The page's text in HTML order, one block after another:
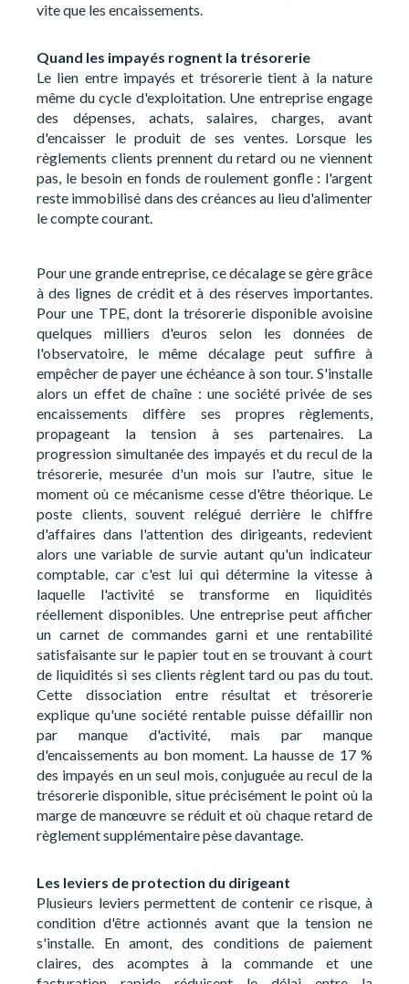
vite que les encaissements.
Quand les impayés rognent la trésorerie
Le lien entre impayés et trésorerie tient à la nature
même du cycle d'exploitation. Une entreprise engage
des dépenses, achats, salaires, charges, avant
d'encaisser le produit de ses ventes. Lorsque les
règlements clients prennent du retard ou ne viennent
pas, le besoin en fonds de roulement gonfle : l'argent
reste immobilisé dans des créances au lieu d'alimenter
le compte courant.
Pour une grande entreprise, ce décalage se gère grâce
à des lignes de crédit et à des réserves importantes.
Pour une TPE, dont la trésorerie disponible avoisine
quelques milliers d'euros selon les données de
l'observatoire, le même décalage peut suffire à
empêcher de payer une échéance à son tour. S'installe
alors un effet de chaîne : une société privée de ses
encaissements diffère ses propres règlements,
propageant la tension à ses partenaires. La
progression simultanée des impayés et du recul de la
trésorerie, mesurée d'un mois sur l'autre, situe le
moment où ce mécanisme cesse d'être théorique. Le
poste clients, souvent relégué derrière le chiffre
d'affaires dans l'attention des dirigeants, redevient
alors une variable de survie autant qu'un indicateur
comptable, car c'est lui qui détermine la vitesse à
laquelle l'activité se transforme en liquidités
réellement disponibles. Une entreprise peut afficher
un carnet de commandes garni et une rentabilité
satisfaisante sur le papier tout en se trouvant à court
de liquidités si ses clients règlent tard ou pas du tout.
Cette dissociation entre résultat et trésorerie
explique qu'une société rentable puisse défaillir non
par manque d'activité, mais par manque
d'encaissements au bon moment. La hausse de 17 %
des impayés en un seul mois, conjuguée au recul de la
trésorerie disponible, situe précisément le point où la
marge de manœuvre se réduit et où chaque retard de
règlement supplémentaire pèse davantage.
Les leviers de protection du dirigeant
Plusieurs leviers permettent de contenir ce risque, à
condition d'être actionnés avant que la tension ne
s'installe. En amont, des conditions de paiement
claires, des acomptes à la commande et une